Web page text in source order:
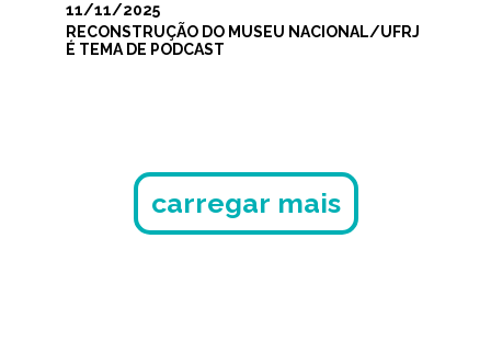
11/11/2025
RECONSTRUÇÃO DO MUSEU NACIONAL/UFRJ
É TEMA DE PODCAST
carregar mais